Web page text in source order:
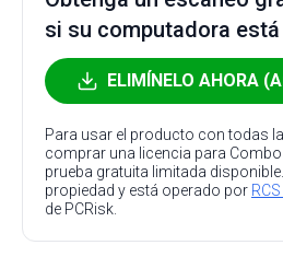
si su computadora
ELIMÍNELO AHORA
Para usar el producto con todas
comprar una licencia para Combo
prueba gratuita limitada
propiedad y está operado por RCS
de PCRisk.